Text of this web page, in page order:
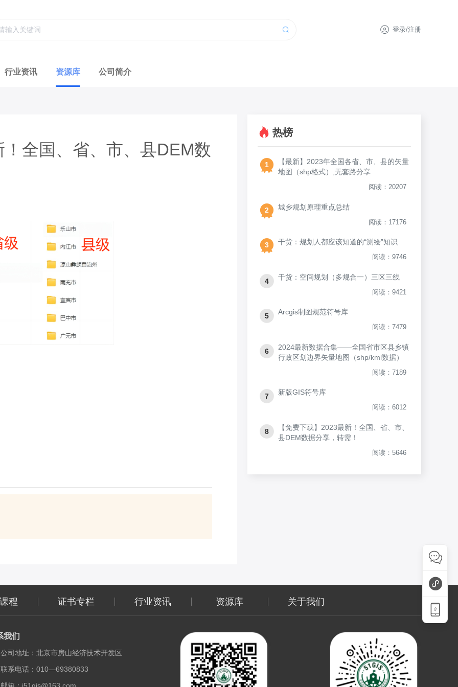
登录/注册
行业资讯 资源库 公司简介
全国、省、市、县DEM数
热榜
1
【最新】2023年全国各省、市、县的矢量
地图（shp格式）,无套路分享
阅读：20207
2 城乡规划原理重点总结
阅读：17176
3 干货：规划人都应该知道的“测绘”知识
阅读：9746
4 干货：空间规划（多规合一）三区三线
阅读：9421
5 Arcgis制图规范符号库
阅读：7479
6
2024最新数据合集——全国省市区县乡镇
行政区划边界矢量地图（shp/kml数据）
阅读：7189
7 新版GIS符号库
阅读：6012
8
【免费下载】2023最新！全国、省、市、
县DEM数据分享，转需！
阅读：5646
程 证书专栏 行业资讯 资源库 关于我们
我们
公司地址：北京市房山经济技术开发区
联系电话：010—69380833